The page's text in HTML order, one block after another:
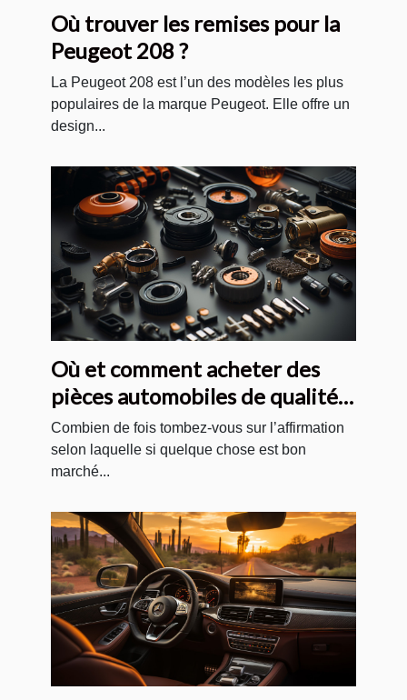
Où trouver les remises pour la
Peugeot 208 ?
La Peugeot 208 est l’un des modèles les plus
populaires de la marque Peugeot. Elle offre un
design...
Où et comment acheter des
pièces automobiles de qualité
et pas chères ?
Combien de fois tombez-vous sur l’affirmation
selon laquelle si quelque chose est bon
marché...